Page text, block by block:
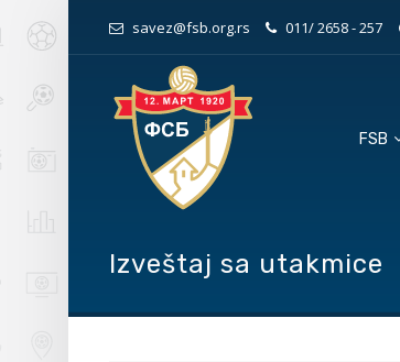
savez@fsb.org.rs 011/ 2658 - 257
FSB
Izveštaj sa utakmice